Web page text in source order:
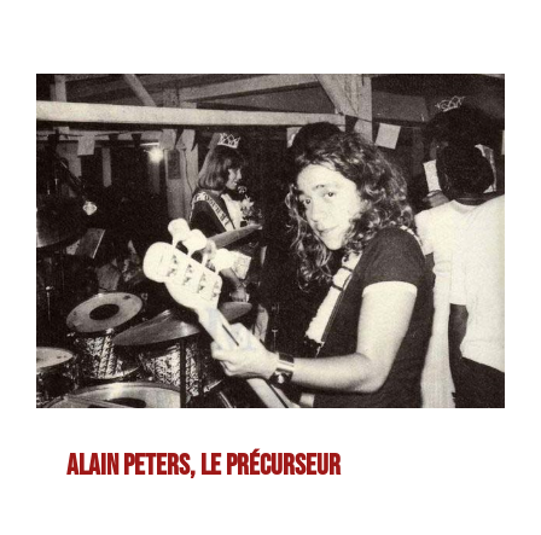
Alain Peters, le précurseur
Alain Peters, le précurseur